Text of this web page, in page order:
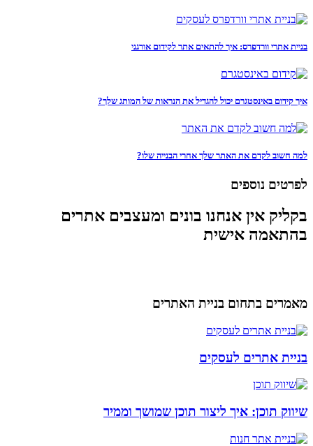
בניית אתרי וורדפרס: איך להתאים אתר לקידום אורגני
איך קידום באינסטגרם יכול להגדיל את הנראות של המותג שלך?
למה חשוב לקדם את האתר שלך אחרי הבנייה שלו?
לפרטים נוספים
בקליק אין אנחנו בונים ומעצבים אתרים
בהתאמה אישית
מאמרים בתחום בניית האתרים
בניית אתרים לעסקים
שיווק תוכן: איך ליצור תוכן שמושך וממיר